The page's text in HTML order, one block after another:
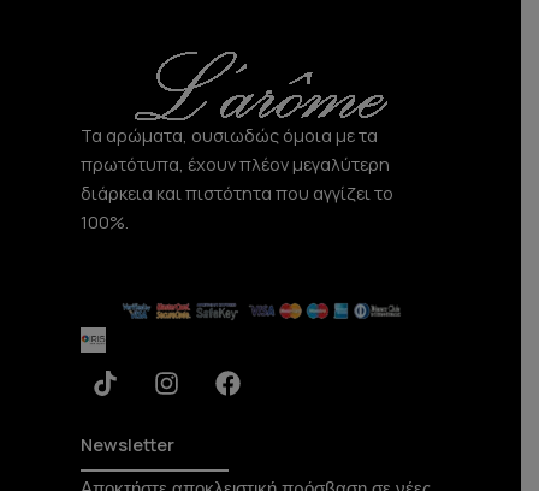
m
Τα αρώματα, ουσιωδώς όμοια με τα
πρωτότυπα, έχουν πλέον μεγαλύτερη
διάρκεια και πιστότητα που αγγίζει το
100%.
T
i
t
o
I
n
t
a
F
a
b
Newsletter